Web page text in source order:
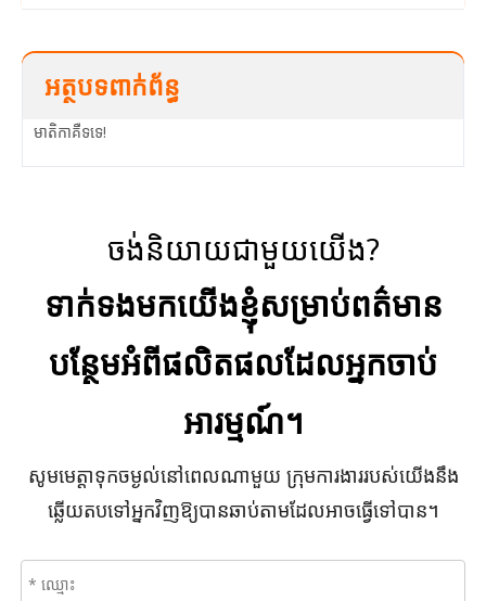
អត្ថបទពាក់ព័ន្ធ
មាតិកាគឺទទេ!
ចង់និយាយជាមួយយើង?
ទាក់ទងមកយើងខ្ញុំសម្រាប់ពត៌មាន
បន្ថែមអំពីផលិតផលដែលអ្នកចាប់
អារម្មណ៍។
សូមមេត្តាទុកចម្ងល់នៅពេលណាមួយ ក្រុមការងាររបស់យើងនឹង
ឆ្លើយតបទៅអ្នកវិញឱ្យបានឆាប់តាមដែលអាចធ្វើទៅបាន។